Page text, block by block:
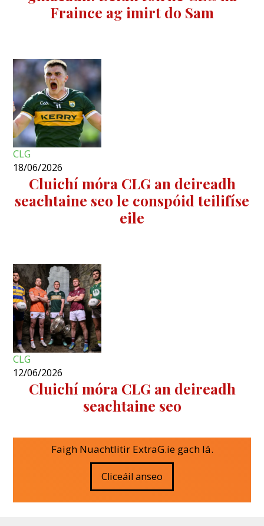
Fraince ag imirt do Sam
CLG
18/06/2026
Cluichí móra CLG an deireadh
seachtaine seo le conspóid teilifíse
eile
CLG
12/06/2026
Cluichí móra CLG an deireadh
seachtaine seo
Faigh Nuachtlitir ExtraG.ie gach lá.
Cliceáil anseo